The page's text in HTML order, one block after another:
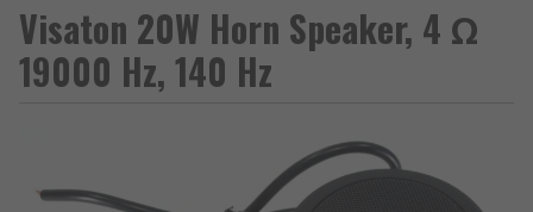
Visaton 20W Horn Speaker, 4 Ω
19000 Hz, 140 Hz